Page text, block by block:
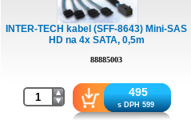
INTER-TECH kabel (SFF-8643) Mini-SAS
HD na 4x SATA, 0,5m
88885003
495
s DPH 599